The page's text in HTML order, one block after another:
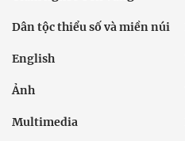
Dân tộc thiểu số và miền núi
English
Ảnh
Multimedia